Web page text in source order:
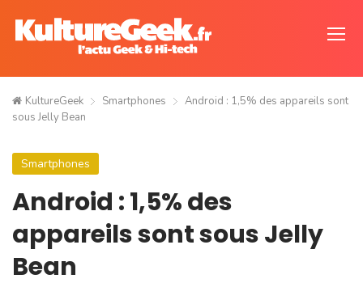
KultureGeek Smartphones
Android : 1,5% des appareils sont
sous Jelly Bean
Smartphones
Android : 1,5% des
appareils sont sous Jelly
Bean